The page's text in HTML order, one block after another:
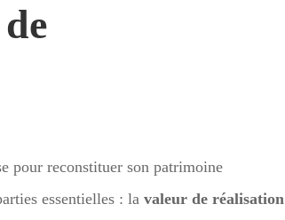
pour reconstituer son patrimoine
essentielles : la valeur de réalisation